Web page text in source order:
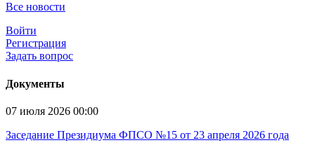
Все новости
Войти
Регистрация
Задать вопрос
Документы
07 июля 2026 00:00
Заседание Президиума ФПСО №15 от 23 апреля 2026 года